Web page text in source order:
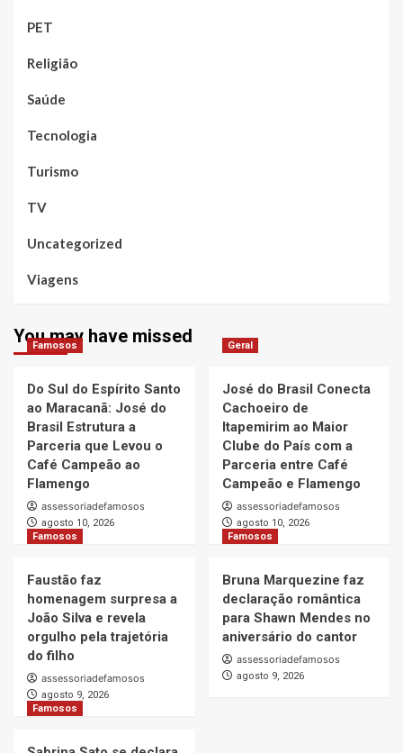
PET
Religião
Saúde
Tecnologia
Turismo
TV
Uncategorized
Viagens
You may have missed
Famosos
Do Sul do Espírito Santo
ao Maracanã: José do
Brasil Estrutura a
Parceria que Levou o
Café Campeão ao
Flamengo
assessoriadefamosos
agosto 10, 2026
Geral
José do Brasil Conecta
Cachoeiro de
Itapemirim ao Maior
Clube do País com a
Parceria entre Café
Campeão e Flamengo
assessoriadefamosos
agosto 10, 2026
Famosos
Faustão faz
homenagem surpresa a
João Silva e revela
orgulho pela trajetória
do filho
assessoriadefamosos
agosto 9, 2026
Famosos
Bruna Marquezine faz
declaração romântica
para Shawn Mendes no
aniversário do cantor
assessoriadefamosos
agosto 9, 2026
Famosos